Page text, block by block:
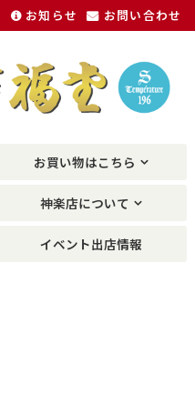
お知らせ お問い合わせ
お買い物はこちら
神楽店について
イベント出店情報